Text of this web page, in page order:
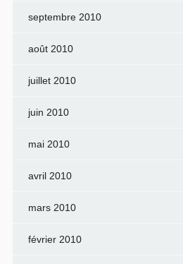
septembre 2010
août 2010
juillet 2010
juin 2010
mai 2010
avril 2010
mars 2010
février 2010